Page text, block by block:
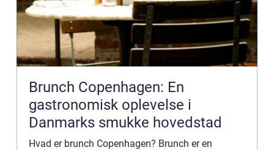
Brunch Copenhagen: En
gastronomisk oplevelse i
Danmarks smukke hovedstad
Hvad er brunch Copenhagen? Brunch er en